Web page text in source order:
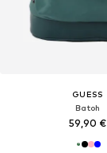
GUESS
Batoh
59,90 €